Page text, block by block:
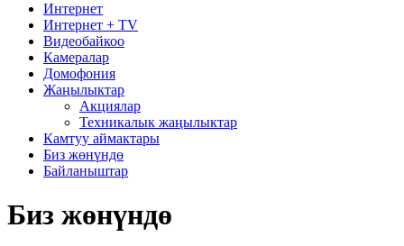
Интернет
Интернет + TV
Видеобайкоо
Камералар
Домофония
Жаңылыктар
Акциялар
Техникалык жаңылыктар
Камтуу аймактары
Биз жөнүндө
Байланыштар
Биз жөнүндө